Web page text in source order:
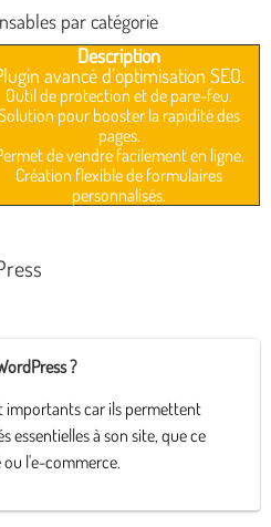
par catégorie
Description
avancé d’optimisation SEO.
Outil de protection et de pare-feu.
pour booster la rapidité des
pages.
de vendre facilement en ligne.
Création flexible de formulaires
personnalisés.
?
importants car ils permettent
essentielles à son site, que ce
ou l'e-commerce.